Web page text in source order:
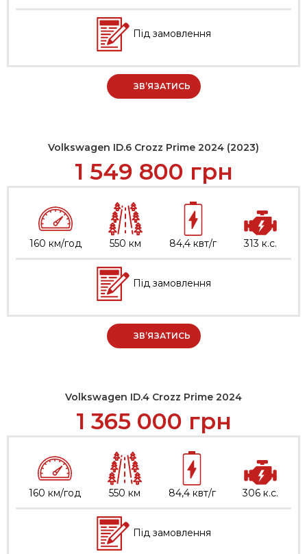
Під замовлення
ЗВ’ЯЗАТИСЬ
Volkswagen ID.6 Crozz Prime 2024 (2023)
1 549 800 грн
160 км/год 550 км 84,4 квт/г 313 к.с.
Під замовлення
ЗВ’ЯЗАТИСЬ
Volkswagen ID.4 Crozz Prime 2024
1 365 000 грн
160 км/год 550 км 84,4 квт/г 306 к.с.
Під замовлення